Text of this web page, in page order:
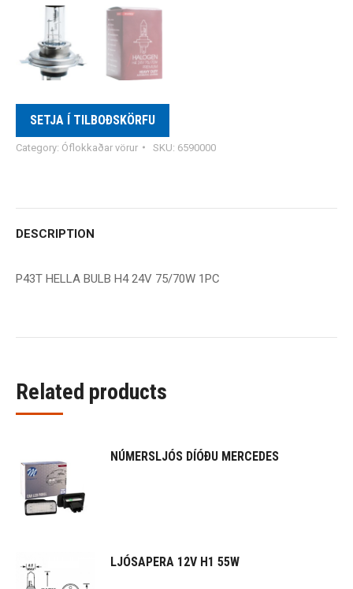
SETJA Í TILBOÐSKÖRFU
Category: Óflokkaðar vörur SKU: 6590000
DESCRIPTION
P43T HELLA BULB H4 24V 75/70W 1PC
Related products
NÚMERSLJÓS DÍÓÐU MERCEDES
LJÓSAPERA 12V H1 55W